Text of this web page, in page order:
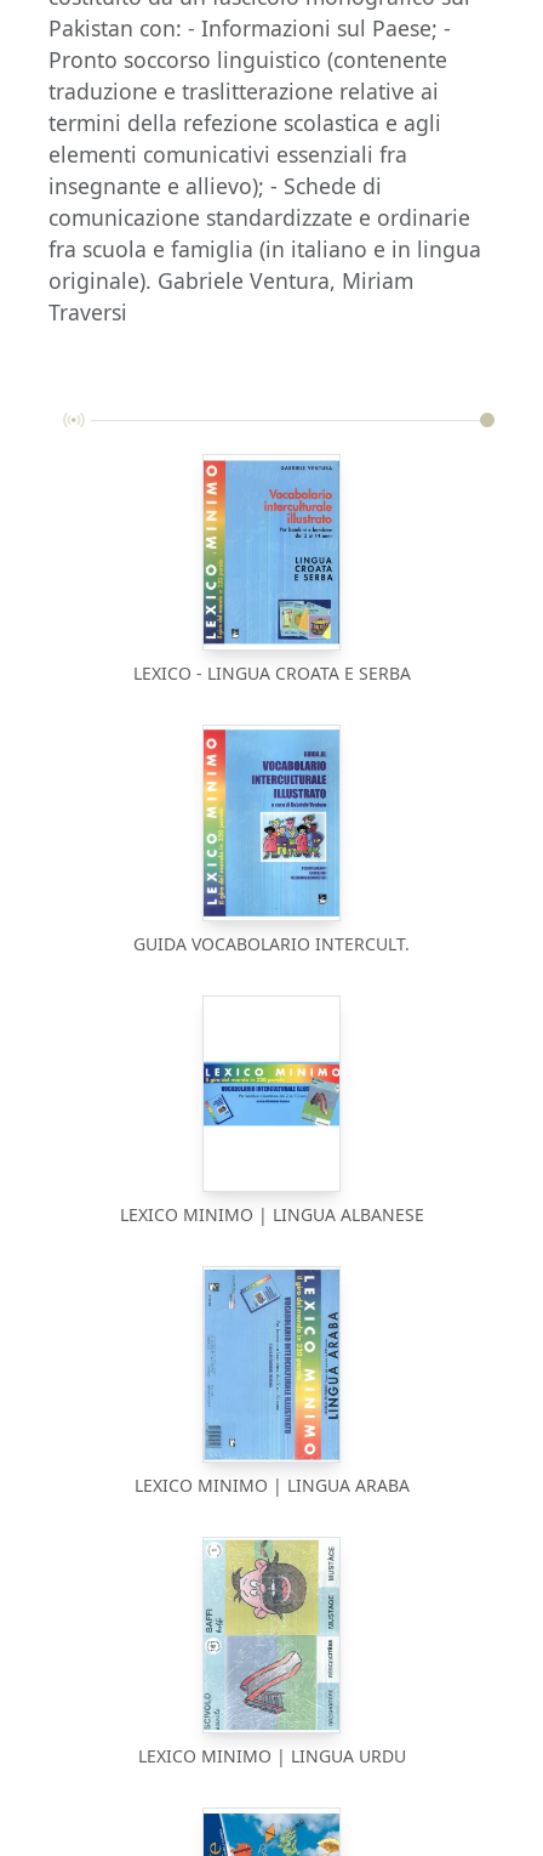
Pakistan con: - Informazioni sul Paese; -
Pronto soccorso linguistico (contenente
traduzione e traslitterazione relative ai
termini della refezione scolastica e agli
elementi comunicativi essenziali fra
insegnante e allievo); - Schede di
comunicazione standardizzate e ordinarie
fra scuola e famiglia (in italiano e in lingua
originale). Gabriele Ventura, Miriam
Traversi
LEXICO - LINGUA CROATA E SERBA
GUIDA VOCABOLARIO INTERCULT.
LEXICO MINIMO | LINGUA ALBANESE
LEXICO MINIMO | LINGUA ARABA
LEXICO MINIMO | LINGUA URDU